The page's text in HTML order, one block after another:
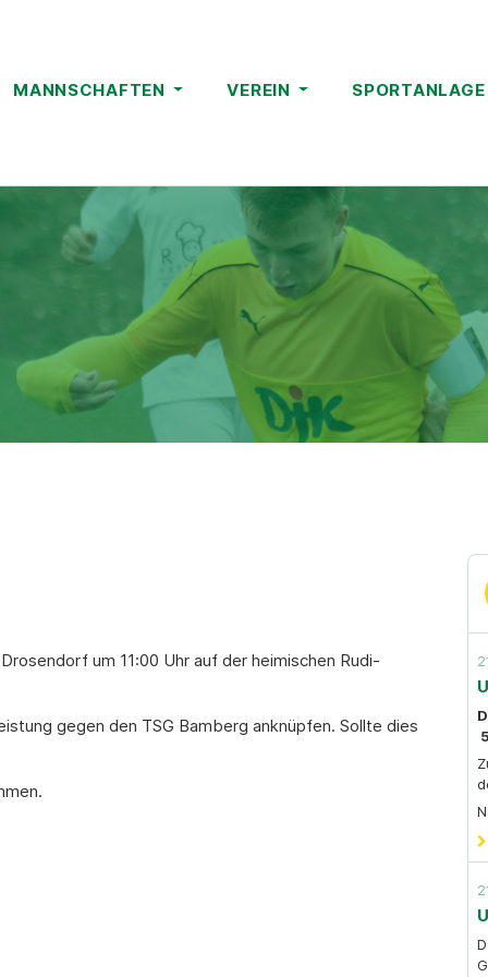
MANNSCHAFTEN VEREIN SPORTANLAGE
um 11:00 Uhr auf der heimischen Rudi-
gegen den TSG Bamberg anknüpfen. Sollte dies